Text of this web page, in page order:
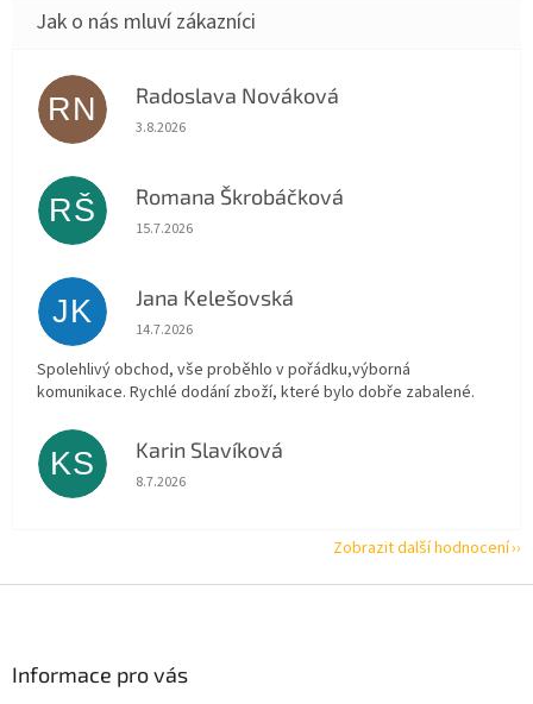
RN Radoslava Nováková
Hodnocení obchodu je 5 z 5 hvězdiček.
3.8.2026
RŠ Romana Škrobáčková
Hodnocení obchodu je 5 z 5 hvězdiček.
15.7.2026
JK Jana Kelešovská
Hodnocení obchodu je 5 z 5 hvězdiček.
14.7.2026
Spolehlivý obchod, vše proběhlo v pořádku,výborná
komunikace. Rychlé dodání zboží, které bylo dobře zabalené.
KS Karin Slavíková
Hodnocení obchodu je 5 z 5 hvězdiček.
8.7.2026
Zobrazit další hodnocení
Informace pro vás